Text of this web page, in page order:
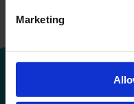
Marketing